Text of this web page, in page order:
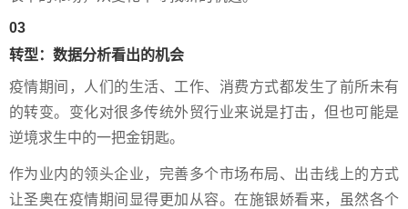
03
转型：数据分析看出的机会
疫情期间，人们的生活、工作、消费方式都发生了前所未有
的转变。变化对很多传统外贸行业来说是打击，但也可能是
逆境求生中的一把金钥匙。
作为业内的领头企业，完善多个市场布局、出击线上的方式
让圣奥在疫情期间显得更加从容。在施银娇看来，虽然各个